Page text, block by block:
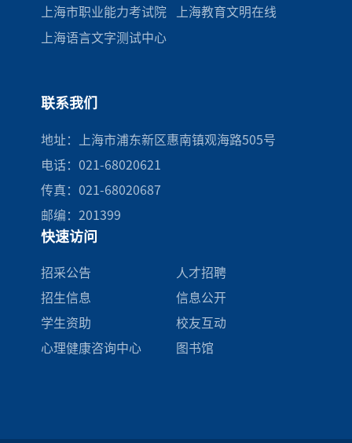
上海市职业能力考试院 上海教育文明在线
上海语言文字测试中心
联系我们
地址：上海市浦东新区惠南镇观海路505号
电话：021-68020621
传真：021-68020687
邮编：201399
快速访问
招采公告
人才招聘
招生信息
信息公开
学生资助
校友互动
心理健康咨询中心
图书馆